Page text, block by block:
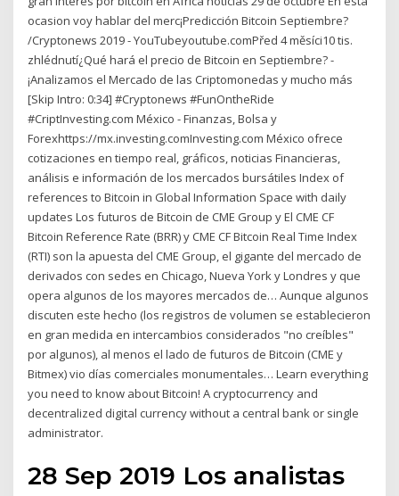
ocasion voy hablar del merc¡Predicción Bitcoin Septiembre?
/Cryptonews 2019 - YouTubeyoutube.comPřed 4 měsíci10 tis.
zhlédnutí¿Qué hará el precio de Bitcoin en Septiembre? -
¡Analizamos el Mercado de las Criptomonedas y mucho más
[Skip Intro: 0:34] #Cryptonews #FunOntheRide
#CriptInvesting.com México - Finanzas, Bolsa y
Forexhttps://mx.investing.comInvesting.com México ofrece
cotizaciones en tiempo real, gráficos, noticias Financieras,
análisis e información de los mercados bursátiles Index of
references to Bitcoin in Global Information Space with daily
updates Los futuros de Bitcoin de CME Group y El CME CF
Bitcoin Reference Rate (BRR) y CME CF Bitcoin Real Time Index
(RTI) son la apuesta del CME Group, el gigante del mercado de
derivados con sedes en Chicago, Nueva York y Londres y que
opera algunos de los mayores mercados de… Aunque algunos
discuten este hecho (los registros de volumen se establecieron
en gran medida en intercambios considerados "no creíbles"
por algunos), al menos el lado de futuros de Bitcoin (CME y
Bitmex) vio días comerciales monumentales… Learn everything
you need to know about Bitcoin! A cryptocurrency and
decentralized digital currency without a central bank or single
administrator.
28 Sep 2019 Los analistas